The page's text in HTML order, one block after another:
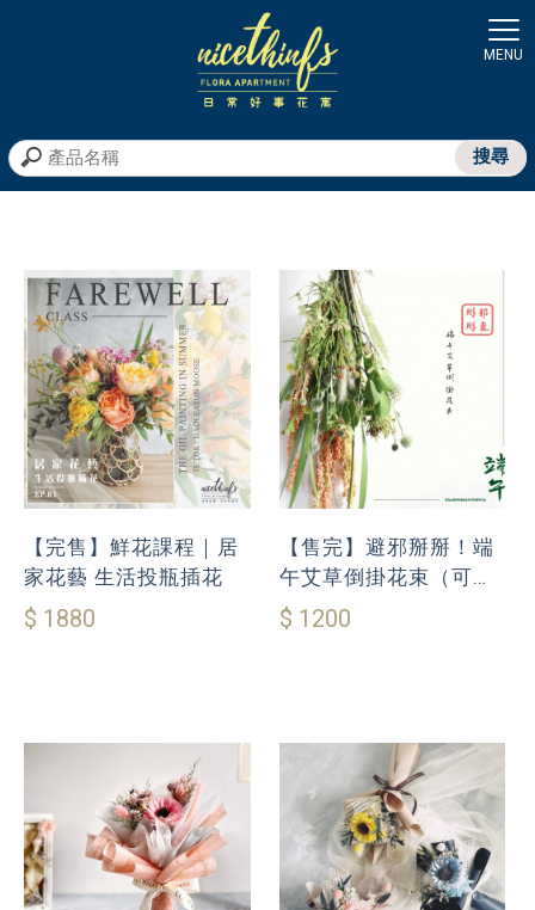
【完售】鮮花課程｜居
家花藝 生活投瓶插花
$ 1880
【售完】避邪掰掰！端
午艾草倒掛花束（可自
然乾燥、限到店自取）
$ 1200